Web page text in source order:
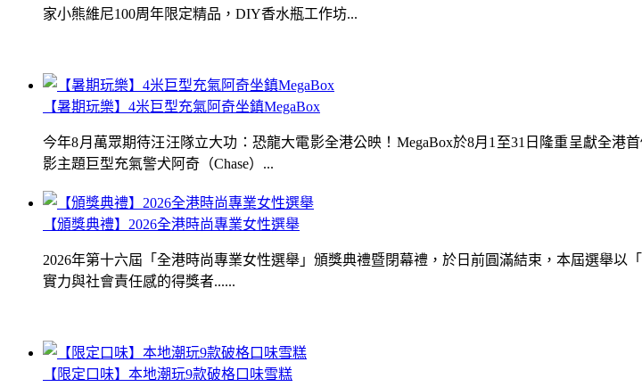
【暑期玩樂】4米巨型充氣阿奇坐鎮MegaBox
今年8月萬眾期待汪汪隊立大功：恐龍大電影全港公映！MegaBox於8月1至31日隆重呈獻全
影主題巨型充氣警犬阿奇（Chase）...
【限定口味】本地潮玩9款破格口味雪糕
家小熊維尼100周年限定精品，DIY香水瓶工作坊...
【頒獎典禮】2026全港時尚專業女性選舉
2026年第十六屆「全港時尚專業女性選舉」頒獎典禮暨閉幕禮，於日前圓滿結束，本屆選舉
實力與社會責任感的得獎者......